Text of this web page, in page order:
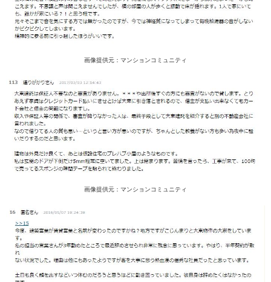
画像提供元：マンションコミュニティ
画像提供元：マンションコミュニティ